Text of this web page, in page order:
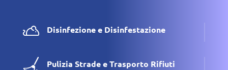
Disinfezione e Disinfestazione
Pulizia Strade e Trasporto Rifiuti